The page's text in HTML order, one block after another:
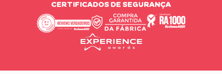
CERTIFICADOS DE SEGURANÇA